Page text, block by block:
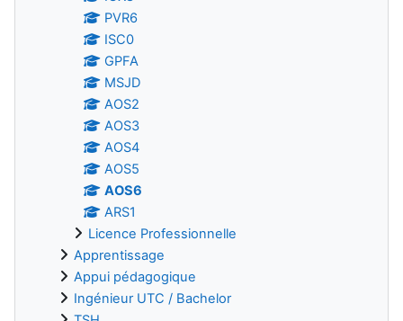
PVR6
ISC0
GPFA
MSJD
AOS2
AOS3
AOS4
AOS5
AOS6
ARS1
Licence Professionnelle
Apprentissage
Appui pédagogique
Ingénieur UTC / Bachelor